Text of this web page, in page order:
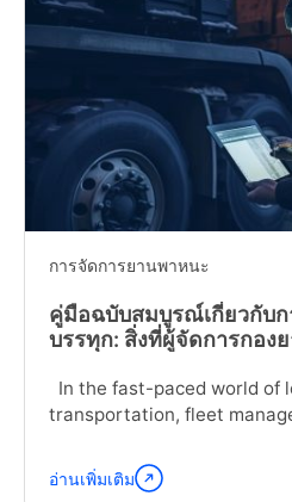
Inspection
Software
Transport
Success"
การจัดการยานพาหนะ
คู่มือฉบับสมบูรณ์เกี่ยวกับก
บรรทุก: สิ่งที่ผู้จัดการกอง
In the fast-paced world of
transportation, fleet
อ่าน
อ่านเพิ่มเติม